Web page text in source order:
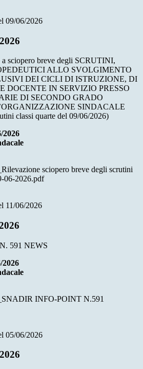
09/06/2026
a sciopero breve degli SCRUTINI,
ALLO SVOLGIMENTO
DEI CICLI DI ISTRUZIONE, DI
DOCENTE IN SERVIZIO PRESSO
DI SECONDO GRADO
SINDACALE
classi quarte del 09/06/2026)
2026
sciopero breve degli scrutini
06-2026.pdf
11/06/2026
591 NEWS
2026
INFO-POINT N.591
05/06/2026